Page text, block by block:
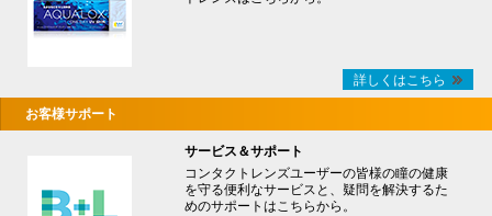
詳しくはこちら
お客様サポート
サービス＆サポート
コンタクトレンズユーザーの皆様の瞳の健康
を守る便利なサービスと、疑問を解決するた
めのサポートはこちらから。